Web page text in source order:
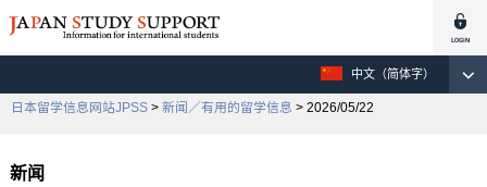
中文（简体字）
日本留学信息网站JPSS > 新闻／有用的留学信息 > 2026/05/22
新闻